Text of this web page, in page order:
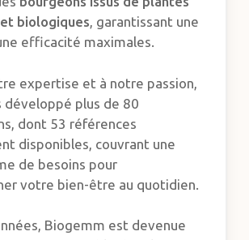
biologiques, garantissant une
efficacité maximales.
expertise et à notre passion,
développé plus de 80
dont 53 références
disponibles, couvrant une
de besoins pour
votre bien-être au quotidien.
Biogemm est devenue